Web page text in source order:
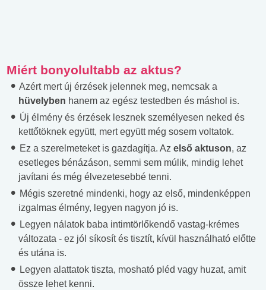
Miért bonyolultabb az aktus?
Azért mert új érzések jelennek meg, nemcsak a
hüvelyben hanem az egész testedben és máshol is.
Új élmény és érzések lesznek személyesen neked és
kettőtöknek együtt, mert együtt még sosem voltatok.
Ez a szerelmeteket is gazdagítja. Az első aktuson, az
esetleges bénázáson, semmi sem múlik, mindig lehet
javítani és még élvezetesebbé tenni.
Mégis szeretné mindenki, hogy az első, mindenképpen
izgalmas élmény, legyen nagyon jó is.
Legyen nálatok baba intimtörlőkendő vastag-krémes
változata - ez jól síkosít és tisztít, kívül használható előtte
és utána is.
Legyen alattatok tiszta, mosható pléd vagy huzat, amit
össze lehet kenni.